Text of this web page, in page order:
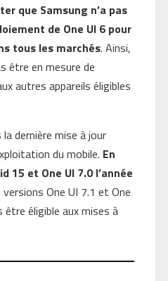
que Samsung n’a pas
de One UI 6 pour
tous les marchés. Ainsi,
être en mesure de
autres appareils éligibles
la dernière mise à jour
du mobile. En
15 et One UI 7.0 l’année
versions One UI 7.1 et One
être éligible aux mises à